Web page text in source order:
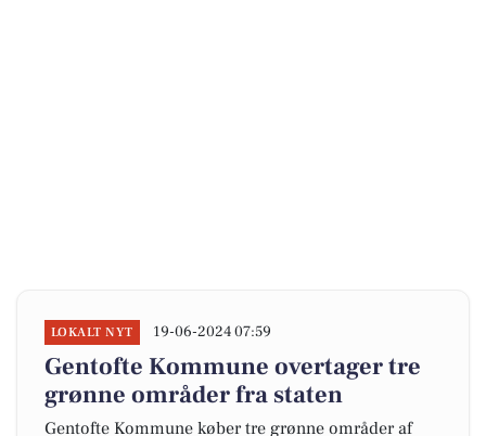
LOKALT NYT 19-06-2024 07:59
Gentofte Kommune overtager tre
grønne områder fra staten
Gentofte Kommune køber tre grønne områder af